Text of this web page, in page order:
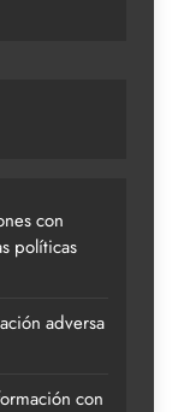
con
políticas
adversa
con